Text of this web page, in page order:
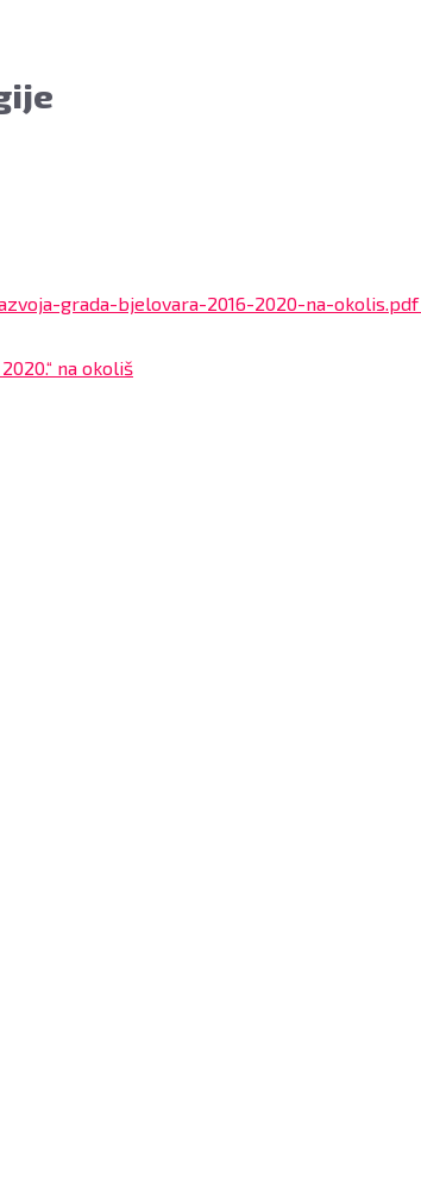
grada-bjelovara-2016-2020-na-okolis.pdf
na okoliš